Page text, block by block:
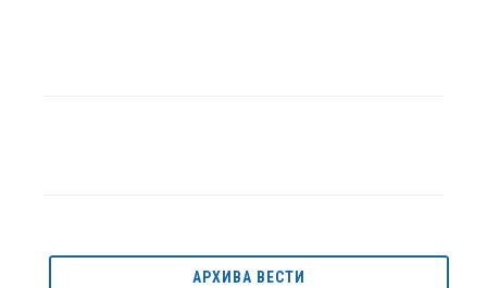
АРХИВА ВЕСТИ